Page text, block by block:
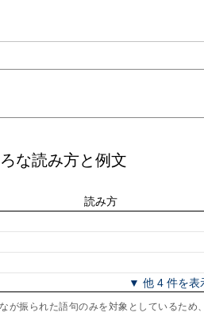
な読み方と例文
読み方
▼ 他 4 件を表
が振られた語句のみを対象としているため